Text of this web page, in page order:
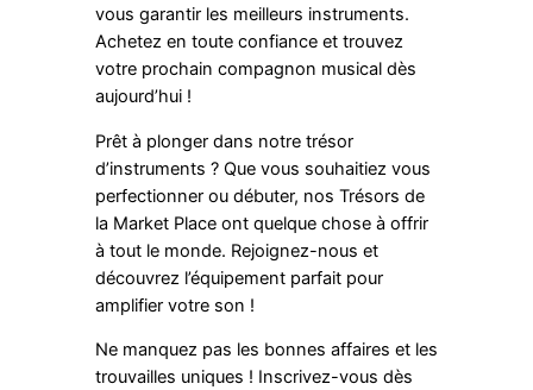
vous garantir les meilleurs instruments.
Achetez en toute confiance et trouvez
votre prochain compagnon musical dès
aujourd’hui !
Prêt à plonger dans notre trésor
d’instruments ? Que vous souhaitiez vous
perfectionner ou débuter, nos Trésors de
la Market Place ont quelque chose à offrir
à tout le monde. Rejoignez-nous et
découvrez l’équipement parfait pour
amplifier votre son !
Ne manquez pas les bonnes affaires et les
trouvailles uniques ! Inscrivez-vous dès